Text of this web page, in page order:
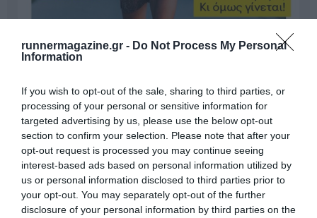
runnermagazine.gr - Do Not Process My Personal
Information
If you wish to opt-out of the sale, sharing to third parties, or
processing of your personal or sensitive information for
targeted advertising by us, please use the below opt-out
section to confirm your selection. Please note that after your
opt-out request is processed you may continue seeing
interest-based ads based on personal information utilized by
us or personal information disclosed to third parties prior to
your opt-out. You may separately opt-out of the further
disclosure of your personal information by third parties on the
Γίνε Συνδρομητής